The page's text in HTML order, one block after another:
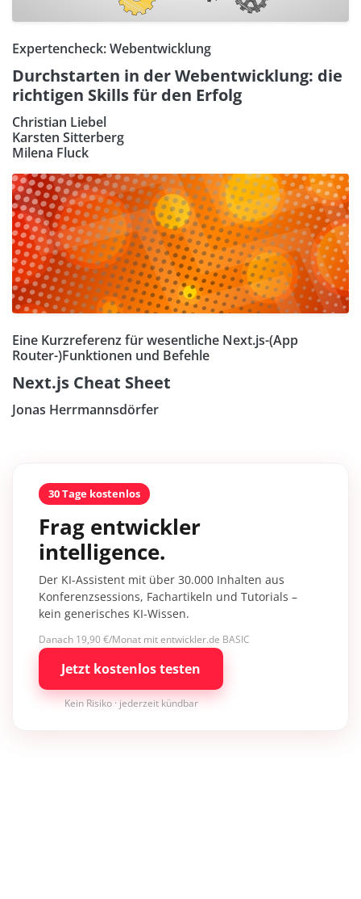
Expertencheck: Webentwicklung
Durchstarten in der Webentwicklung: die
richtigen Skills für den Erfolg
Christian Liebel
Karsten Sitterberg
Milena Fluck
Eine Kurzreferenz für wesentliche Next.js-(App
Router-)Funktionen und Befehle
Next.js Cheat Sheet
Jonas Herrmannsdörfer
30 Tage kostenlos
Frag entwickler
intelligence.
Der KI-Assistent mit über 30.000 Inhalten aus
Konferenzsessions, Fachartikeln und Tutorials –
kein generisches KI-Wissen.
Danach 19,90 €/Monat mit entwickler.de BASIC
Jetzt kostenlos testen
Kein Risiko · jederzeit kündbar